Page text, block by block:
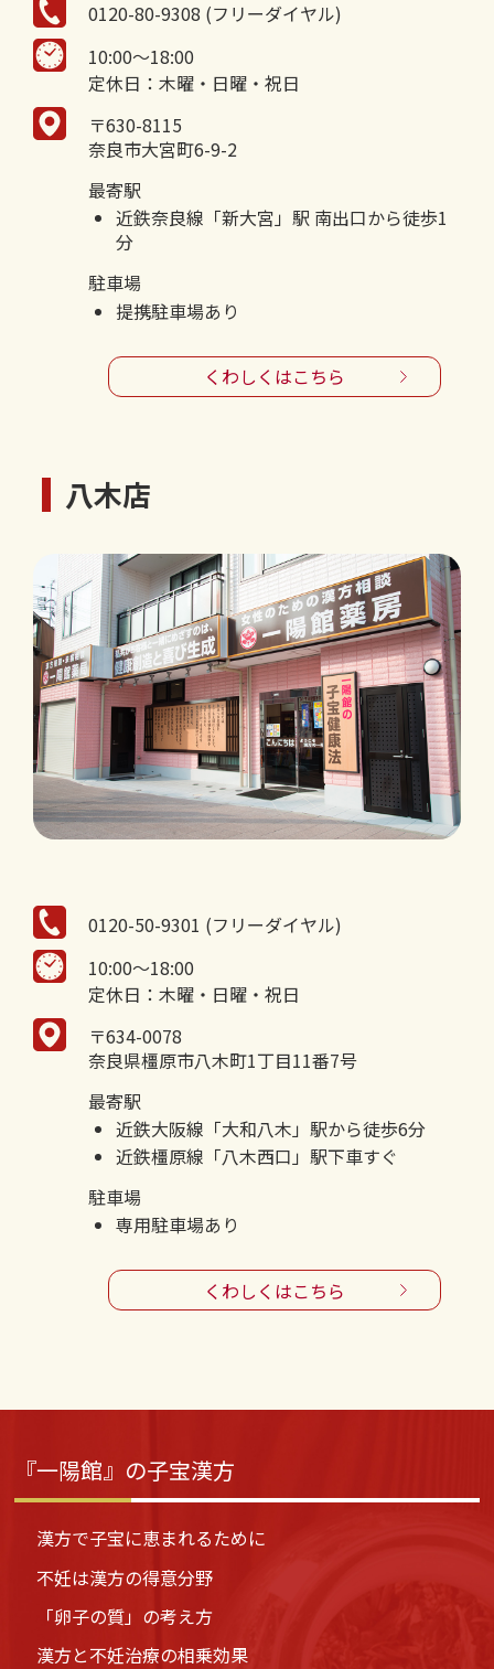
0120-80-9308 (フリーダイヤル)
10:00～18:00
定休日：木曜・日曜・祝日
〒630-8115
奈良市大宮町6-9-2
最寄駅
近鉄奈良線「新大宮」駅 南出口から徒歩1
分
駐車場
提携駐車場あり
くわしくはこちら
八木店
0120-50-9301 (フリーダイヤル)
10:00～18:00
定休日：木曜・日曜・祝日
〒634-0078
奈良県橿原市八木町1丁目11番7号
最寄駅
近鉄大阪線「大和八木」駅から徒歩6分
近鉄橿原線「八木西口」駅下車すぐ
駐車場
専用駐車場あり
くわしくはこちら
『一陽館』の子宝漢方
漢方で子宝に恵まれるために
不妊は漢方の得意分野
「卵子の質」の考え方
漢方と不妊治療の相乗効果